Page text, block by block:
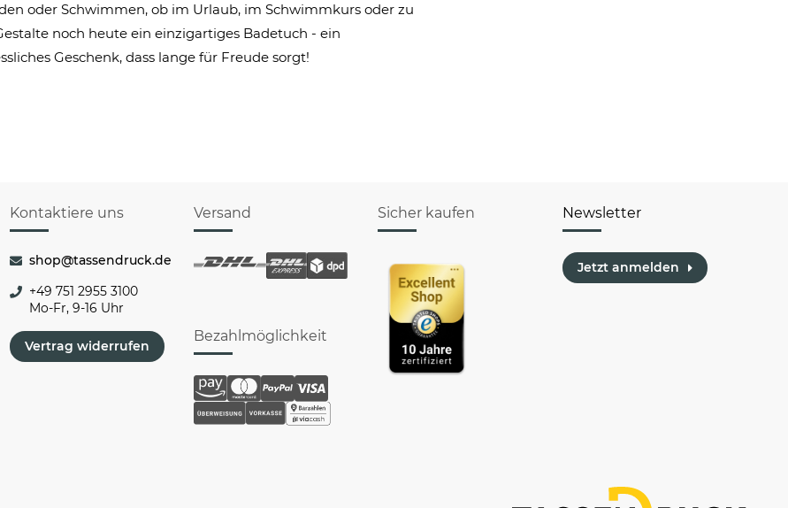
oder Schwimmen, ob im Urlaub, im Schwimmkurs oder zu
noch heute ein einzigartiges Badetuch - ein
Geschenk, dass lange für Freude sorgt!
Kontaktiere uns
shop@tassendruck.de
+49 751 2955 3100
Mo-Fr, 9-16 Uhr
Vertrag widerrufen
Versand
Bezahlmöglichkeit
Sicher kaufen Newsletter
Jetzt anmelden